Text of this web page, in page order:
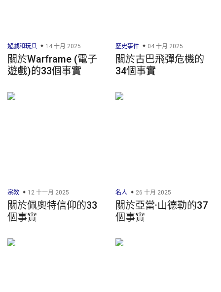
遊戲和玩具 14 十月 2025
關於Warframe (電子
遊戲)的33個事實
歷史事件 04 十月 2025
關於古巴飛彈危機的
34個事實
宗教 12 十一月 2025
關於佩奧特信仰的33
個事實
名人 26 十月 2025
關於亞當·山德勒的37
個事實